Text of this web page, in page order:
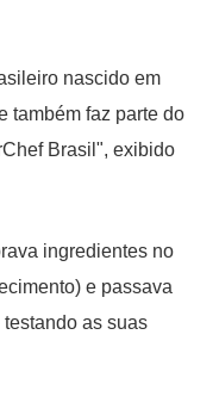
nascido em
também faz parte do
Brasil", exibido
ingredientes no
e passava
as suas